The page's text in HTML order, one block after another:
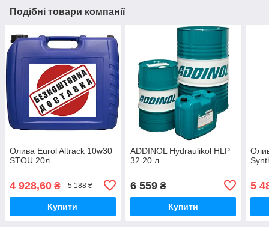
Подібні товари компанії
Олива Eurol Altrack 10w30
STOU 20л
4 928,60 ₴ 5 188 ₴
Купити
ADDINOL Hydraulikol HLP
32 20 л
6 559₴
Купити
5